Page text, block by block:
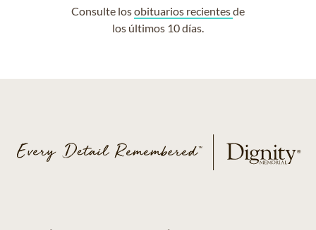
Consulte losobituarios recientesde
los últimos 10 días.